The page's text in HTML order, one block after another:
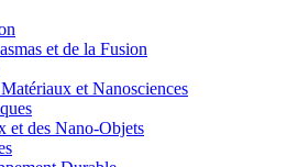
et de la Fusion
et Nanosciences
des Nano-Objets